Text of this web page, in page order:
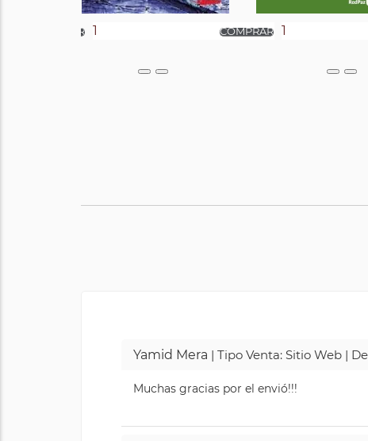
Yamid Mera | Tipo Venta: Sitio Web |
Muchas gracias por el envió!!!